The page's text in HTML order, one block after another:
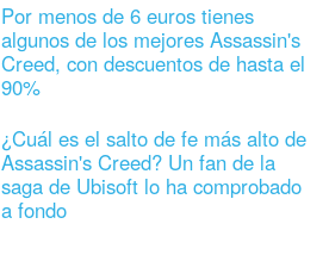
Por menos de 6 euros tienes
algunos de los mejores Assassin's
Creed, con descuentos de hasta el
90%
¿Cuál es el salto de fe más alto de
Assassin's Creed? Un fan de la
saga de Ubisoft lo ha comprobado
a fondo